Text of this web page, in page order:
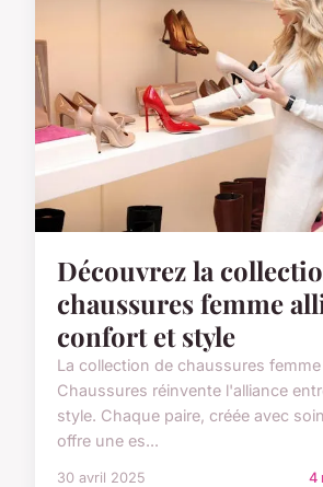
Découvrez la
chaussures femme
confort et style
La collection de chaussures femme
Chaussures réinvente l'alliance
style. Chaque paire, créée avec
offre une es...
30 avril 2025 4